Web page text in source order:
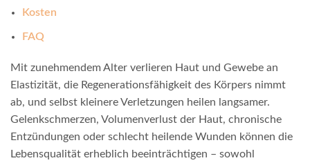
Kosten
FAQ
Mit zunehmendem Alter verlieren Haut und Gewebe an
Elastizität, die Regenerationsfähigkeit des Körpers nimmt
ab, und selbst kleinere Verletzungen heilen langsamer.
Gelenkschmerzen, Volumenverlust der Haut, chronische
Entzündungen oder schlecht heilende Wunden können die
Lebensqualität erheblich beeinträchtigen – sowohl